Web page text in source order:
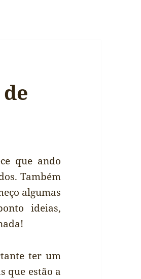
que ando
Também
algumas
ideias,
ter um
que estão a